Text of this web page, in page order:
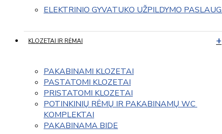
ELEKTRINIO GYVATUKO UŽPILDYMO
KLOZETAI IR RĖMAI
PAKABINAMI KLOZETAI
PASTATOMI KLOZETAI
PRISTATOMI KLOZETAI
POTINKINIŲ RĖMŲ IR PAKABINAMŲ WC
KOMPLEKTAI
PAKABINAMA BIDE